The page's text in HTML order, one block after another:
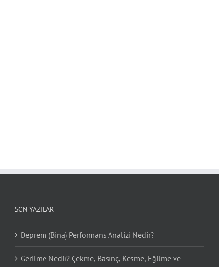
SON YAZILAR
Deprem (Bina) Performans Analizi Nedir?
Gerilme Nedir? Çekme, Basınç, Kesme, Eğilme ve